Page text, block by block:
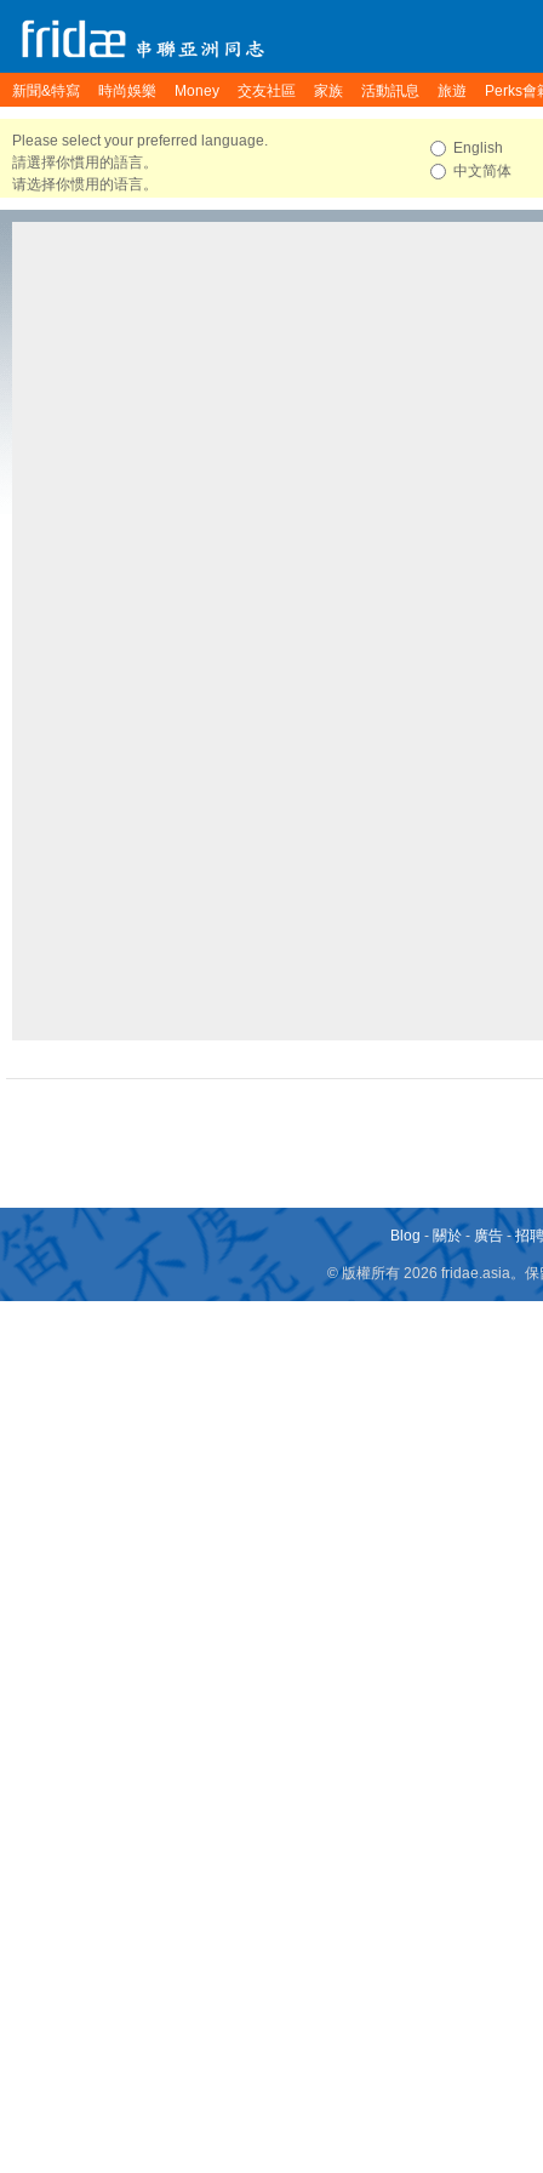
新聞&特寫 時尚娛樂 Money 交友社區 家族 活動訊息 旅遊 Perks會
Please select your preferred language.
請選擇你慣用的語言。
请选择你惯用的语言。
English
中文简体
Blog - 關於 - 廣告 -招
© 版權所有 2026 fridae.asia。